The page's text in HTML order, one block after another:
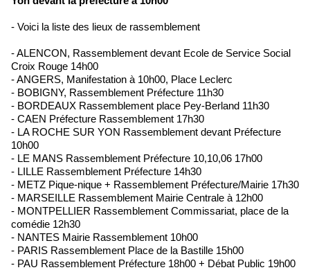
- Voici la liste des lieux de rassemblement
- ALENCON, Rassemblement devant Ecole de Service Social
Croix Rouge 14h00
- ANGERS, Manifestation à 10h00, Place Leclerc
- BOBIGNY, Rassemblement Préfecture 11h30
- BORDEAUX Rassemblement place Pey-Berland 11h30
- CAEN Préfecture Rassemblement 17h30
- LA ROCHE SUR YON Rassemblement devant Préfecture
10h00
- LE MANS Rassemblement Préfecture 10,10,06 17h00
- LILLE Rassemblement Préfecture 14h30
- METZ Pique-nique + Rassemblement Préfecture/Mairie 17h30
- MARSEILLE Rassemblement Mairie Centrale à 12h00
- MONTPELLIER Rassemblement Commissariat, place de la
comédie 12h30
- NANTES Mairie Rassemblement 10h00
- PARIS Rassemblement Place de la Bastille 15h00
- PAU Rassemblement Préfecture 18h00 + Débat Public 19h00